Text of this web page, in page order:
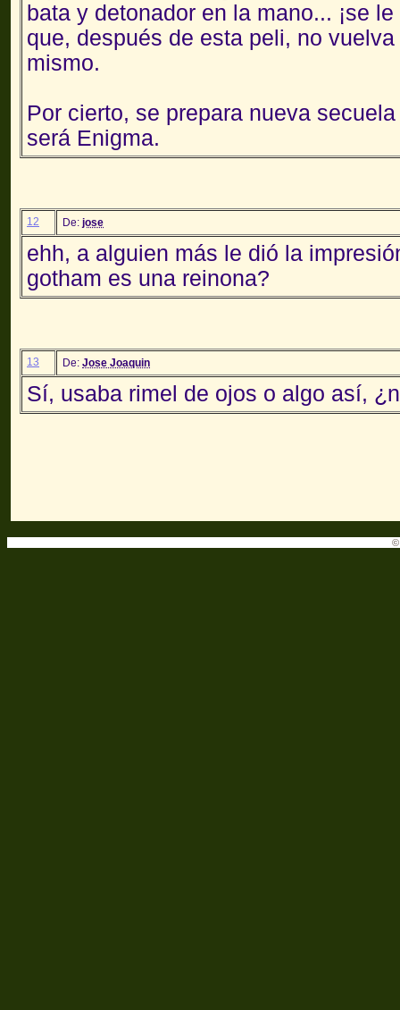
bata y detonador en la mano... ¡se
que, después de esta peli, no
mismo.
Por cierto, se prepara nueva
será Enigma.
12 De: jose
ehh, a alguien más le dió la
gotham es una reinona?
13 De: Jose Joaquin
Sí, usaba rimel de ojos o algo así,
©